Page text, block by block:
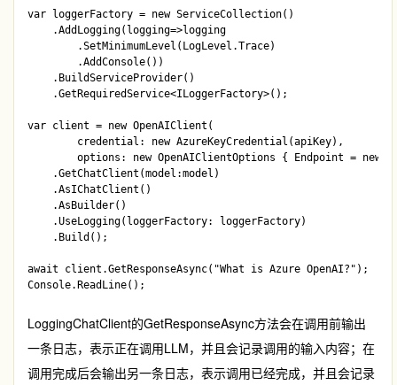
var loggerFactory = new ServiceCollection()
    .AddLogging(logging=>logging
        .SetMinimumLevel(LogLevel.Trace)
        .AddConsole())
    .BuildServiceProvider()
    .GetRequiredService<ILoggerFactory>();
var client = new OpenAIClient(
        credential: new AzureKeyCredential(apiKey),
options: new OpenAIClientOptions { Endpoint = new
    .GetChatClient(model:model)
    .AsIChatClient()
    .AsBuilder()
    .UseLogging(loggerFactory: loggerFactory)
    .Build();
await client.GetResponseAsync("What is Azure OpenAI?");
LoggingChatClient的GetResponseAsync方法会在调用前输出
一条日志，表示正在调用LLM，并且会记录调用的输入内容；在
调用完成后会输出另一条日志，表示调用已经完成，并且会记录